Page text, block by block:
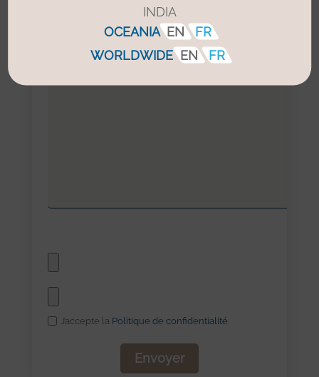
J’accepte la Politique de confidentialité
INDIA
OCEANIA EN
FR
WORLDWIDE EN FR